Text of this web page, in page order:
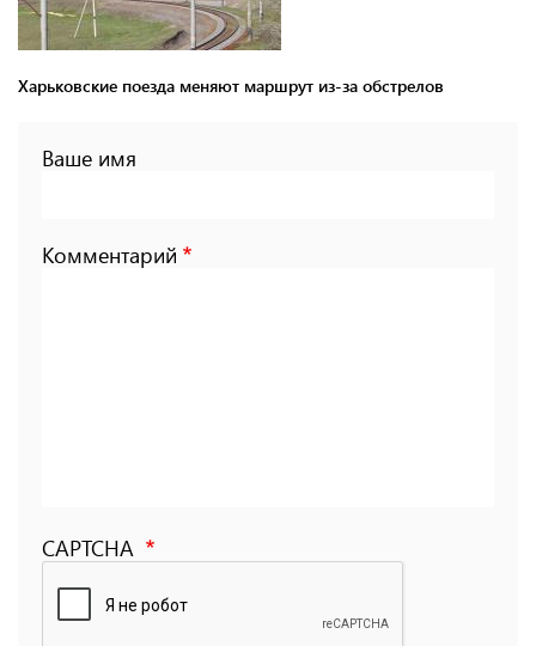
Харьковские поезда меняют маршрут из-за обстрелов
Ваше имя
Комментарий
CAPTCHA